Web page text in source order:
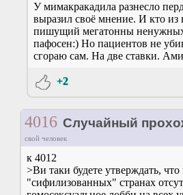
У мимакракадила разнесло
выразил своё мнение. И кто из
пишущий мегатонны
пафосен:) Но пациентов не
сгораю сам. На две ставки.
+2
4016 Случайный
свой человек
к 4012
>Ви таки будете утверждать, что
"сифилизованных" странах